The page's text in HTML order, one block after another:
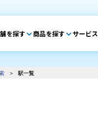
を探す 商品を探す サービス
> 駅一覧